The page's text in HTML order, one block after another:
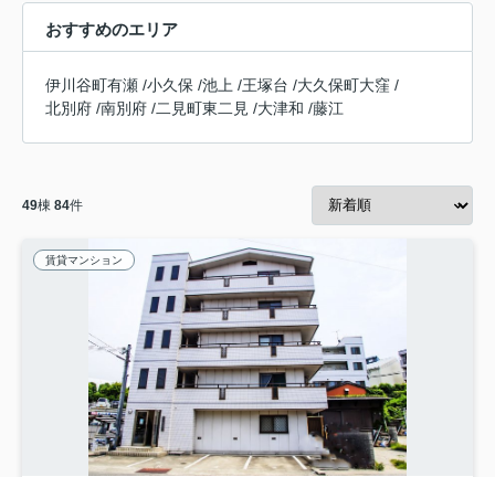
おすすめのエリア
伊川谷町有瀬 /小久保 /池上 /王塚台 /大久保町大窪 /
北別府 /南別府 /二見町東二見 /大津和 /藤江
49棟 84件
賃貸マンション